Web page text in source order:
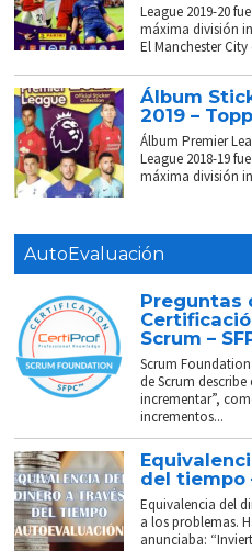
League 2019-20
máxima división
El Manchester City
Álbum
2019 –
Álbum Premier
League 2018-19
máxima división
AutoEvaluación
Preguntas
Scrum –
Scrum
de Scrum
incrementar”,
incrementos...
del tiempo
Equivalencia del
a los problemas.
anunciaba: